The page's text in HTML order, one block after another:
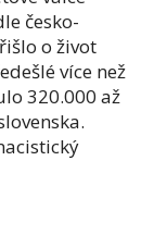
česko-
o život
více než
320.000 až